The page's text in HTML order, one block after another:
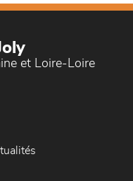
et Loire-Loire